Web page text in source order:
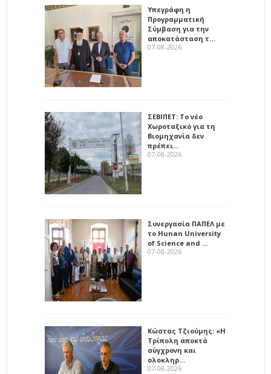
Υπεγράφη η
Προγραμματική
Σύμβαση για την
αποκατάσταση τ…
07-08-2026
ΣΕΒΙΠΕΤ: Το νέο
Χωροταξικό για τη
Βιομηχανία δεν
πρέπει…
07-08-2026
Συνεργασία ΠΑΠΕΛ με
το Hunan University
of Science and …
07-08-2026
Κώστας Τζιούμης: «Η
Τρίπολη αποκτά
σύγχρονη και
ολοκληρ…
07-08-2026